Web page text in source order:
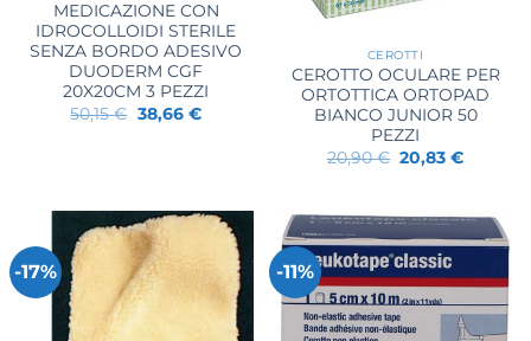
MEDICAZIONE CON
IDROCOLLOIDI STERILE
SENZA BORDO ADESIVO
DUODERM CGF
20X20CM 3 PEZZI
50,15€ Il
prezzo
38,66 €Il
CEROTTI
CEROTTO OCULARE PER
ORTOTTICA ORTOPAD
BIANCO JUNIOR 50
PEZZI
20,90€ Il
prezzo
20,90 €.
20,83€Il
20,83 €.
-17% -11%